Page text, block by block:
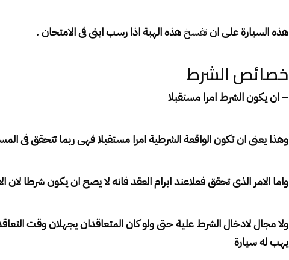
هذه السيارة على انتفسخهذه الهبة اذا رسب ابنى فى الامتحان .
خصائص الشرط
– ان يكون الشرط امرا مستقبلا
وهذا يعنى ان تكون الواقعة الشرطية امرا مستقبلا فهى ربما تتحقق فى
واما الامر الذى تحقق فعلاعند ابرام العقد فانه لا يصح ان يكون شرطا لان
ولا مجال لادخال الشرط علية حتى ولو كان المتعاقدان يجهلان وقت
يهب له سيارة